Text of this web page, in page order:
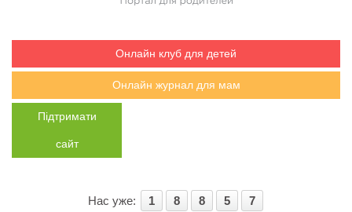
Онлайн клуб для детей
Онлайн журнал для мам
Підтримати
сайт
Нас уже: 1 8 8 5 7